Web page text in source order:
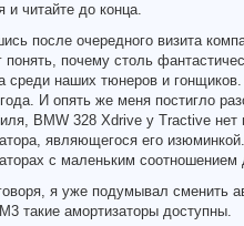
и читайте до конца.
после очередного визита
понять, почему столь
среди наших тюнеров и
И опять же меня постигло
BMW 328 Xdrive у Tractive нет
являющегося его
с маленьким
я уже подумывал сменить
такие амортизаторы доступны.